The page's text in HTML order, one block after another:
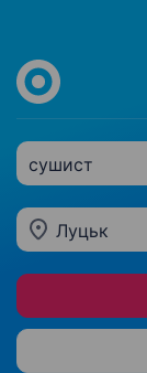
сушист
Луцьк